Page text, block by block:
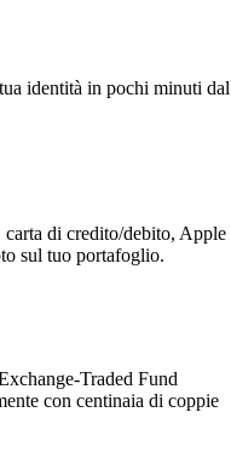
identità in pochi minuti dal
di credito/debito, Apple
sul tuo portafoglio.
Traded Fund
con centinaia di coppie